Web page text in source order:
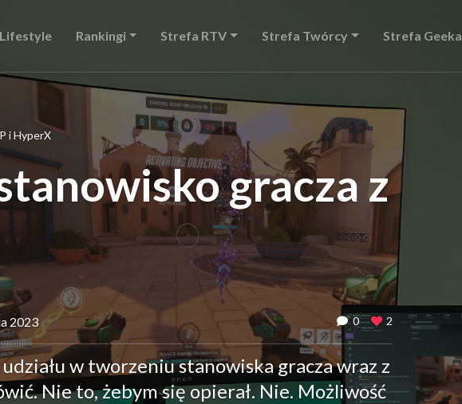
Lifestyle Rankingi Strefa RTV Strefa Twórcy Strefa Geeka
i HyperX
gracza z
2023 0 2
w tworzeniu stanowiska gracza wraz z
Nie to, żebym się opierał. Nie. Możliwość